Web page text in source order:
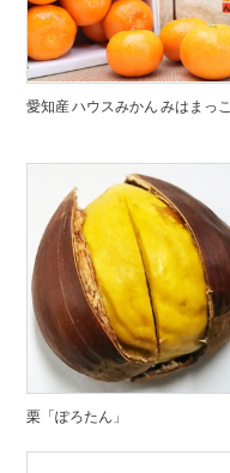
愛知産 ハウスみかん みはまっこ
栗「ぽろたん」